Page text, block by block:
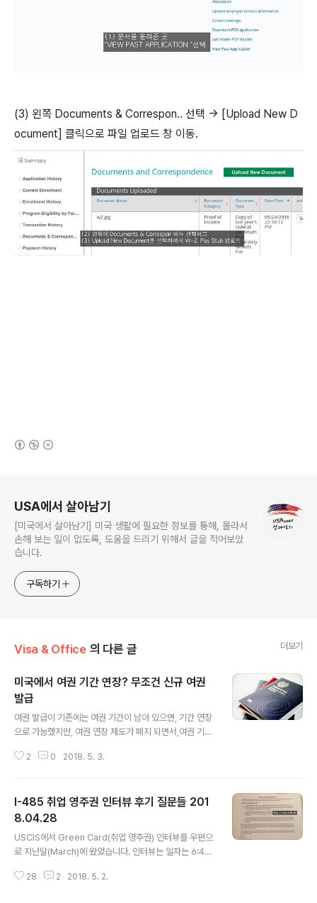
(3) 왼쪽 Documents & Correspon.. 선택 -> [Upload New D
ocument] 클릭으로 파일 업로드 창 이동.
USA에서 살아남기
[미국에서 살아남기] 미국 생활에 필요한 정보를 통해, 몰라서
손해 보는 일이 없도록, 도움을 드리기 위해서 글을 적어보았
습니다.
구독하기
Visa & Office 의 다른 글 더보기
미국에서 여권 기간 연장? 무조건 신규 여권
발급
여권 발급이 기존에는 여권 기간이 남아 있으면, 기간 연장
으로 가능했지만, 여권 연장 제도가 폐지 되면서,여권 기간
하며, 유효기간이 남은 여권은 반환하여야 합니다. 결과적
가 사는 곳이 LA가 아닌, Irvine이기에 가까운 "순회 영사
관"(가든그로브 출장지)에서 신규 여권 신청을 하였습니다.
순회 출장소를 가면, 번호표를 뽑습니다.(LA총영사관도 마
찬가지죠) 아침 8:30분에 갔을때, 번호표 3번을 뽑았답니
다;; (다들 부지런들 하시죠)참전용사 분들은 0순위 라네
요.^~^. (역시 나라를 위해 헌신해주신 분들은 특혜를 드리
2 0 2018. 5. 3.
I-485 취업 영주권 인터뷰 후기 질문들 201
8.04.28
USCIS에서 Green Card(취업 영주권) 인터뷰를 우편으
로 지난달(March)에 왔었습니다. 인터뷰는 일자는 6:45
의 USCIS빌딩의 Office 2층 사무실이었습니다. 준비 서
28 2 2018. 5. 2.